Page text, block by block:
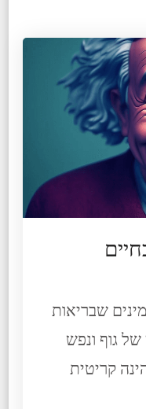
שבריאות
גוף ונפש
קריטית